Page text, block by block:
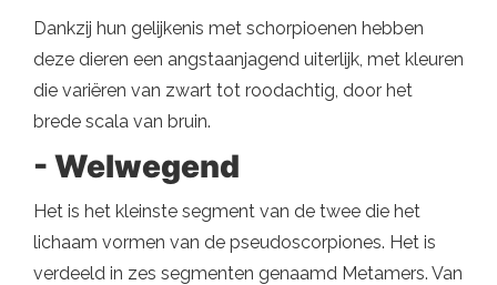
Dankzij hun gelijkenis met schorpioenen hebben
deze dieren een angstaanjagend uiterlijk, met kleuren
die variëren van zwart tot roodachtig, door het
brede scala van bruin.
- Welwegend
Het is het kleinste segment van de twee die het
lichaam vormen van de pseudoscorpiones. Het is
verdeeld in zes segmenten genaamd Metamers. Van